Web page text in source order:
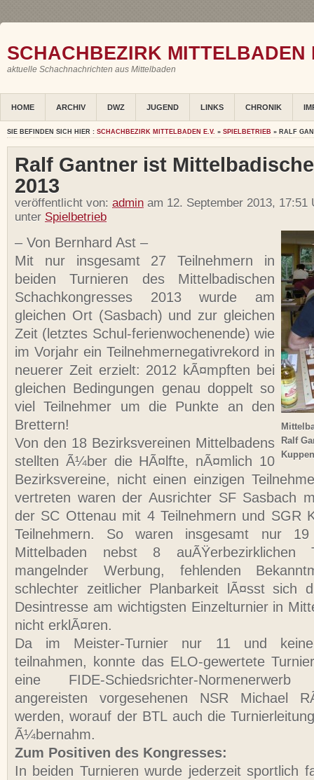
SCHACHBEZIRK MITTELBADEN
aktuelle Schachnachrichten aus Mittelbaden
HOME ARCHIV DWZ JUGEND LINKS CHRONIK
SIE BEFINDEN SICH HIER : SCHACHBEZIRK MITTELBADEN E.V. » SPIELBETRIEB » RALF
Ralf Gantner ist
2013
veröffentlicht von: admin am 12. September 2013, 17:51
unter Spielbetrieb
Ralf
– Von Bernhard Ast –
Mit nur insgesamt 27 Teilnehmern in
beiden Turnieren des Mittelbadischen
Schachkongresses 2013 wurde am
gleichen Ort (Sasbach) und zur gleichen
Zeit (letztes Schul-ferienwochenende) wie
im Vorjahr ein Teilnehmernegativrekord in
neuerer Zeit erzielt: 2012 kÃ¤mpften bei
gleichen Bedingungen genau doppelt so
viel Teilnehmer um die Punkte an den
Brettern!
Von den 18 Bezirksvereinen Mittelbadens
stellten Ã¼ber die HÃ¤lfte, nÃ¤mlich 10
Bezirksvereine, nicht einen einzigen
vertreten waren der Ausrichter SF Sasbach
der SC Ottenau mit 4 Teilnehmern und SGR
Teilnehmern. So waren insgesamt nur 19
Mittelbaden nebst 8 auÃŸerbezirklichen
mangelnder Werbung, fehlenden
schlechter zeitlicher Planbarkeit lÃ¤sst sich
Desintresse am wichtigsten Einzelturnier in
nicht erklÃ¤ren.
Da im Meister-Turnier nur 11 und
teilnahmen, konnte das ELO-gewertete
eine FIDE-Schiedsrichter-
angereisten vorgesehenen NSR Michael
werden, worauf der BTL auch die
Ã¼bernahm.
Zum Positiven des Kongresses:
In beiden Turnieren wurde jederzeit sportlich